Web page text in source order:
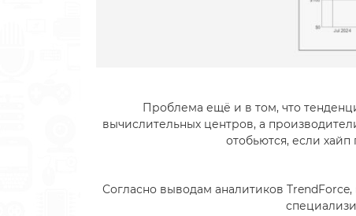
Проблема ещё и в том, что
вычислительных центров, а
отобьются, если
Согласно выводам аналитиков